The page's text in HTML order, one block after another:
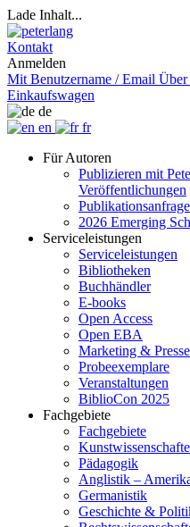
Lade Inhalt...
Kontakt
Anmelden
Mit Benutzername / Email Über
Einkaufswagen
de
en
fr
Für Autoren
Publizieren mit
Veröffentlichungen
Publikationsanfrage
2026 Emerging
Serviceleistungen
Serviceleistungen
Bibliotheken
Buchhändler
E-books
Open Access
Open EBA
Marketing & Presse
Probeexemplare
Veranstaltungen
BiblioCon 2025
Fachgebiete
Fachgebiete
Pädagogik
Anglistik –
Germanistik
Geschichte &